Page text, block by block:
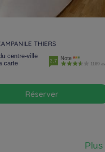
THIERS
centre-ville
carte
3.7 Note
1169
Réserver